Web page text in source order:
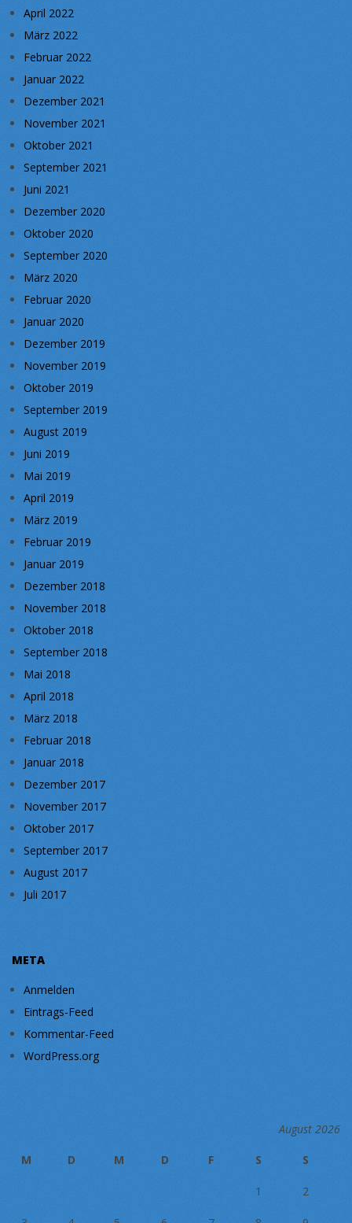
April 2022
März 2022
Februar 2022
Januar 2022
Dezember 2021
November 2021
Oktober 2021
September 2021
Juni 2021
Dezember 2020
Oktober 2020
September 2020
März 2020
Februar 2020
Januar 2020
Dezember 2019
November 2019
Oktober 2019
September 2019
August 2019
Juni 2019
Mai 2019
April 2019
März 2019
Februar 2019
Januar 2019
Dezember 2018
November 2018
Oktober 2018
September 2018
Mai 2018
April 2018
März 2018
Februar 2018
Januar 2018
Dezember 2017
November 2017
Oktober 2017
September 2017
August 2017
Juli 2017
META
Anmelden
Eintrags-Feed
Kommentar-Feed
WordPress.org
August 2026
M D M D F S S
1 2